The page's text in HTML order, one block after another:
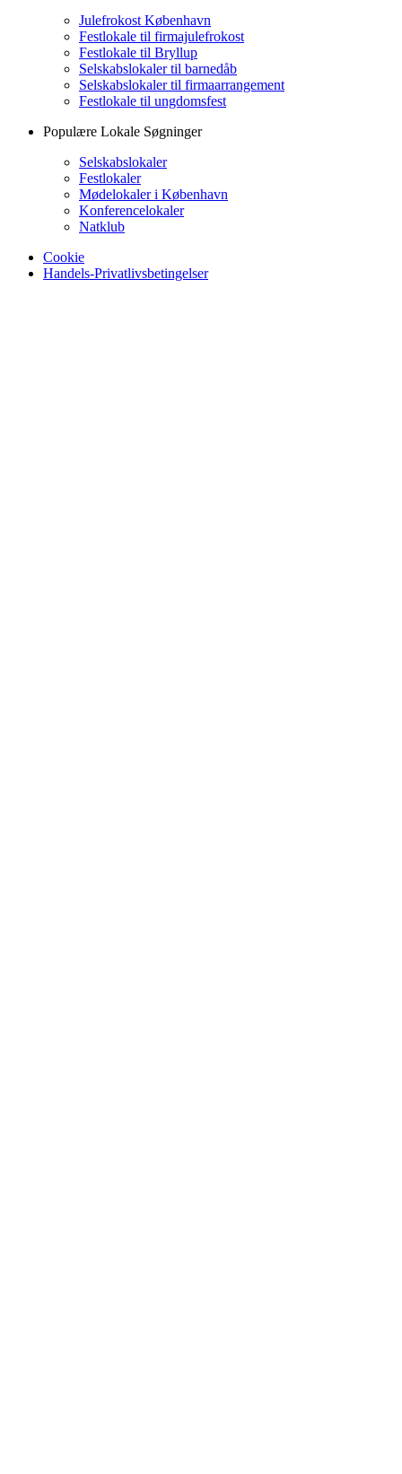
Julefrokost København
Festlokale til firmajulefrokost
Festlokale til Bryllup
Selskabslokaler til barnedåb
Selskabslokaler til firmaarrangement
Festlokale til ungdomsfest
Populære Lokale Søgninger
Selskabslokaler
Festlokaler
Mødelokaler i København
Konferencelokaler
Natklub
Cookie
Handels-Privatlivsbetingelser